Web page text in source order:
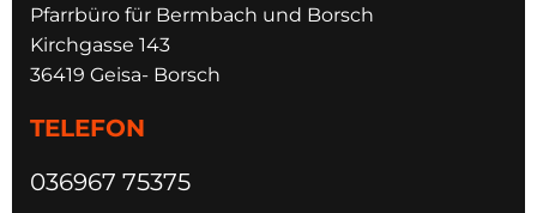
Pfarrbüro für Bermbach und Borsch
Kirchgasse 143
36419 Geisa- Borsch
TELEFON
036967 75375